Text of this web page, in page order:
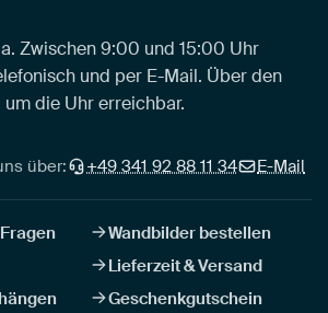
Zwischen 9:00 und 15:00 Uhr
und per E-Mail. Über den
die Uhr erreichbar.
über: +49 341 92 88 11 34 E-Mail
Wandbilder bestellen
Lieferzeit & Versand
Geschenkgutschein